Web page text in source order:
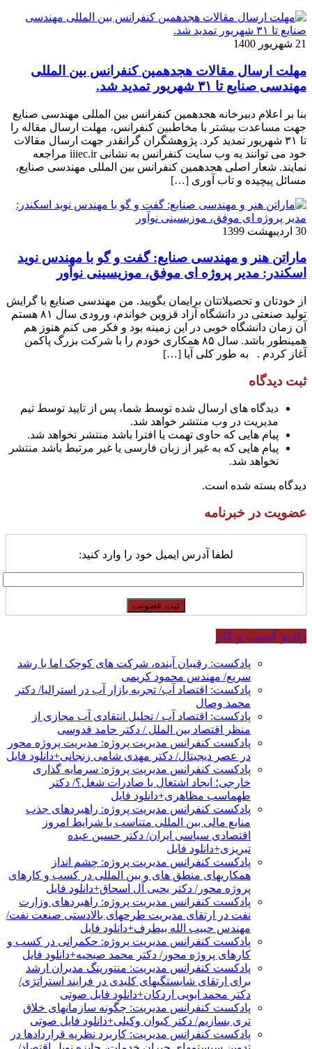
21 شهریور 1400
مهلت ارسال مقالات هجدهمین کنفرانس بین المللی
مهندسی صنایع تا ۳۱ شهریور تمدید شد.
بنا بر اعلام دبیرخانه هجدهمین کنفرانس بین المللی مهندسی صنایع
جهت مساعدت بیشتر با مخاطبین کنفرانس، مهلت ارسال مقاله را
تا ۳۱ شهریور تمدید کرد. پژوهشگران گرانقدر جهت ارسال مقالات
خود می توانند به وب سایت کنفرانس به نشانی iiiec.ir مراجعه
نمایند. شعار اصلی هجدهمین کنفرانس بین المللی مهندسی صنایع،
مسائل پیچیده و تاب آوری […]
30 اردیبهشت 1399
ماراتن هنر و مهندسی صنایع: گفت و گو با مهندس نوید
اسکندر: مدیر پروژه ای موفق، موزیسینی نوآور
از خودتان و تحصیلاتتان برایمان بگویید. من مهندسی صنایع با گرایش
تولید صنعتی در دانشگاه آزاد قزوین خواندم، ورودی سال ۸۱ هستم
آن زمان دانشگاه خوبی در این زمینه بود و فکر می کنم هنوز هم
همینطور باشد. سال ۸۵ همکاری خودم را با شرکت بزرگ پاکمن
آغاز کردم . به طور کلی آیا […]
ثبت دیدگاه
دیدگاه های ارسال شده توسط شما، پس از تایید توسط تیم
مدیریت در وب منتشر خواهد شد.
پیام هایی که حاوی تهمت یا افترا باشد منتشر نخواهد شد.
پیام هایی که به غیر از زبان فارسی یا غیر مرتبط باشد منتشر
نخواهد شد.
دیدگاه بسته شده است.
عضویت در خبرنامه
لطفا آدرس ایمیل خود را وارد کنید:
رادیو کسب و کار
پادکست: رقیبان آینده، شرکت های کوچک اما با رشد
سریع/ مهندس محمود کریمی
پادکست: اقتصاد آب/ تجربه بازار آب در استرالیا/ دکتر
محمد وصال
پادکست: اقتصاد آب / تحلیل انتقادی آب مجازی از
منظر اقتصاد بین الملل / دکتر حامد قدوسی
پادکست کنفرانس مدیریت پروژه: مدیریت پروژه محور
در عصر دیجیتال/ دکتر مهدی شامی زنجانی+دانلود فایل
پادکست کنفرانس مدیریت پروژه: سرمایه گذاری
خارجی؛ ایجاد اشتغال یا صادرات شغل؟/ دکتر
طهماسب مظاهری+دانلود فایل
پادکست کنفرانس مدیریت پروژه: راهبردهای جذب
منابع مالی بین المللی متناسب با شرایط امروز
اقتصادی سیاسی ایران/ دکتر حسین عبده
تبریزی+دانلود فایل
پادکست کنفرانس مدیریت پروژه: چشم انداز
همکاریهای منطق های و بین المللی در کسب و کارهای
پروژه محور/ دکتر یحیی آل اسحاق+دانلود فایل
پادکست کنفرانس مدیریت پروژه: راهبردهای وزارت
نفت در ارتقای مدیریت طرحهای بالادستی صنعت نفت/
مهندس حبیب الله بیطرف+دانلود فایل
پادکست کنفرانس مدیریت پروژه: حکمرانی در کسب و
کارهای پروژه محور/ دکتر محمد صبحیه+دانلود فایل
پادکست کنفرانس مدیریت: منتورینگ مدیران ارشد
برای ارتقای شایستگیهای کلیدی در فرایند استراتژی/
دکتر محمد ابویی اردکان+دانلود فایل صوتی
پادکست کنفرانس مدیریت: چگونه سازمانهای خلاق
تری بسازیم/ دکتر کیوان وکیلی+دانلود فایل صوتی
پادکست کنفرانس مدیریت: کاربرد نظریه قراردادها در